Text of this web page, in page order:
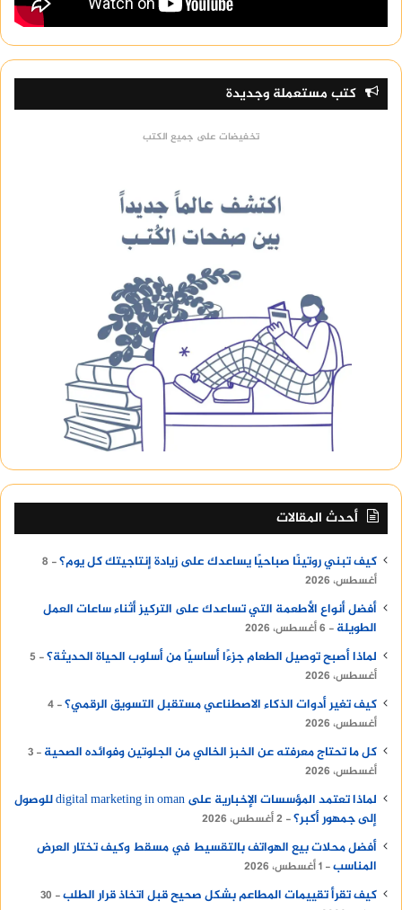
كتب مستعملة وجديدة
تخفيضات على جميع الكتب
أحدث المقالات
كيف تبني روتينًا صباحيًا يساعدك على زيادة إنتاجيتك كل يوم؟
8
أغسطس، 2026
أفضل أنواع الأطعمة التي تساعدك على التركيز أثناء ساعات العمل
الطويلة
6 أغسطس، 2026
لماذا أصبح توصيل الطعام جزءًا أساسيًا من أسلوب الحياة الحديثة؟
5
أغسطس، 2026
كيف تغير أدوات الذكاء الاصطناعي مستقبل التسويق الرقمي؟ 4
أغسطس، 2026
كل ما تحتاج معرفته عن الخبز الخالي من الجلوتين وفوائده الصحية
3
أغسطس، 2026
لماذا تعتمد المؤسسات الإخبارية على digital marketing in oman للوصول
إلى جمهور أكبر؟ 2 أغسطس، 2026
أفضل محلات بيع الهواتف بالتقسيط في مسقط وكيف تختار العرض
المناسب 1 أغسطس، 2026
كيف تقرأ تقييمات المطاعم بشكل صحيح قبل اتخاذ قرار الطلب
30